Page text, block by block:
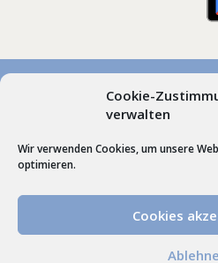
Cookie-
verwalten
Wir verwenden Cookies, um unsere
optimieren.
Cookies
© Marienapotheken
Webdesign bySchrift +